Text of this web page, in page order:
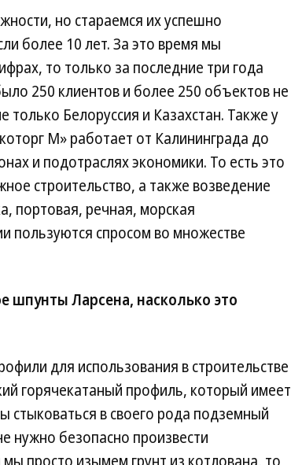
но стараемся их успешно
более 10 лет. За это время мы
то только за последние три года
250 клиентов и более 250 объектов не
только Белоруссия и Казахстан. Также у
М» работает от Калининграда до
и подотраслях экономики. То есть это
строительство, а также возведение
портовая, речная, морская
пользуются спросом во множестве
шпунты Ларсена, насколько это
для использования в строительстве
горячекатаный профиль, который имеет
стыковаться в своего рода подземный
нужно безопасно произвести